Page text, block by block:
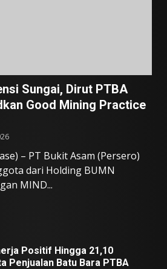
Sungai, Dirut PTBA
Good Mining Practice
– PT Bukit Asam (Persero)
dari Holding BUMN
MIND...
Positif Hingga 21,10
Penjualan Batu Bara PTBA